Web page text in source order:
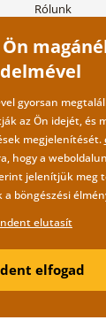
Rólunk
Blog
Kapcsolat
©2019 ©
| A webáruházat
gyorsan
az Ön idejét, és
megjelenítését.
hogy a
jelenítjük meg
böngészési
elutasít
elfogad